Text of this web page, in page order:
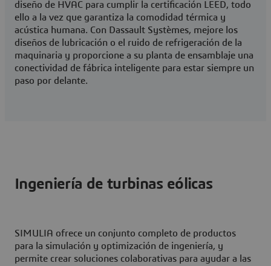
diseño de HVAC para cumplir la certificación LEED, todo
ello a la vez que garantiza la comodidad térmica y
acústica humana. Con Dassault Systèmes, mejore los
diseños de lubricación o el ruido de refrigeración de la
maquinaria y proporcione a su planta de ensamblaje una
conectividad de fábrica inteligente para estar siempre un
paso por delante.
Ingeniería de turbinas eólicas
SIMULIA ofrece un conjunto completo de productos
para la simulación y optimización de ingeniería, y
permite crear soluciones colaborativas para ayudar a las